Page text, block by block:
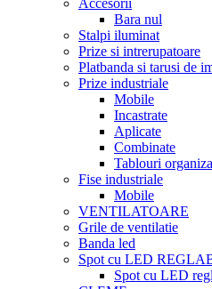
Accesorii
Bara nul
Stalpi iluminat
Prize si intrerupatoare
Platbanda si tarusi de
Prize industriale
Mobile
Incastrate
Aplicate
Combinate
Tablouri
Fise industriale
Mobile
VENTILATOARE
Grile de ventilatie
Banda led
Spot cu LED
Spot cu LED